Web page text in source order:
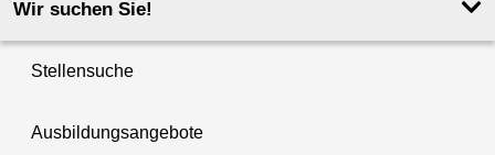
Wir suchen Sie!
Stellensuche
Ausbildungsangebote